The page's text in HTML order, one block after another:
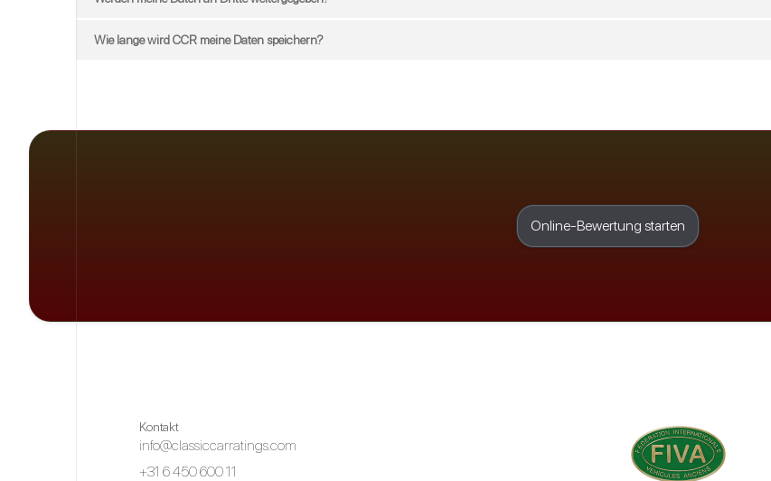
Wie lange wird CCR meine Daten speichern?
Online-Bewertung starten
Kontakt
info@classiccarratings.com
+31 6 450 600 11